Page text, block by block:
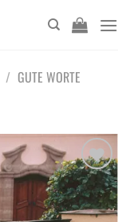
/ GUTE WORTE
Add to